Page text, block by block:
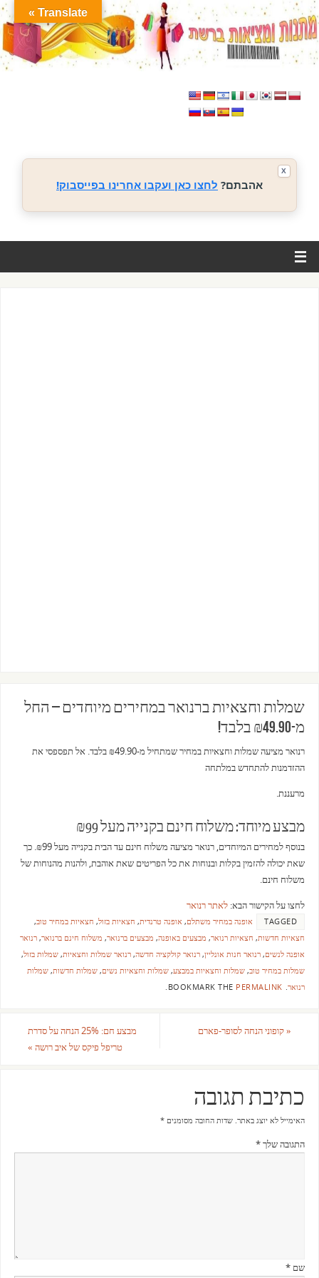
אהבתם? לחצו כאן ועקבו אחרינו בפייסבוק!
X
שמלות וחצאיות ברנואר במחירים מיוחדים – החל
מ-₪49.90 בלבד!
רנואר מציעה שמלות וחצאיות במחיר שמתחיל מ-₪49.90 בלבד. אל תפספסי את
ההזדמנות להתחדש במלתחה
מרעננת.
מבצע מיוחד: משלוח חינם בקנייה מעל ₪99
בנוסף למחירים המיוחדים, רנואר מציעה משלוח חינם עד הבית בקנייה מעל ₪99. כך
שאת יכולה להזמין בקלות ובנוחות את כל הפריטים שאת אוהבת, ולהנות מהנוחות של
משלוח חינם.
לחצו על הקישור הבא: לאתר רנואר
TAGGED אופנה במחיר משתלם, אופנה טרנדית, חצאיות בזול, חצאיות במחיר טוב,
חצאיות חדשות, חצאיות רנואר, מבצעים באופנה, מבצעים ברנואר, משלוח חינם ברנואר, רנואר
אופנה לנשים, רנואר חנות אונליין, רנואר קולקציה חדשה, רנואר שמלות וחצאיות, שמלות בזול,
שמלות במחיר טוב, שמלות וחצאיות במבצע, שמלות וחצאיות נשים, שמלות חדשות, שמלות
רנואר.
PERMALINK
«קופוני הנחה לסופר-פארם
מבצע חם: 25% הנחה על סדרת
טריפל פיקס של איב רושה »
כתיבת תגובה
האימייל לא יוצג באתר. שדות החובה מסומנים *
התגובה שלך*
שם *
Translate »